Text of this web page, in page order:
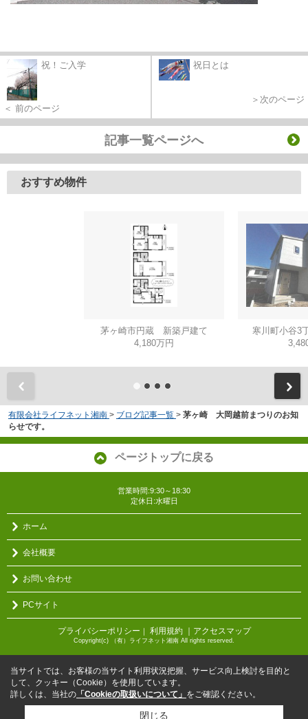
祝！ご入学
＜ 前のページ
祝日とは
＞次のページ
記事一覧ページへ
おすすめ物件
茅ヶ崎市円蔵 新築戸建て
4,180万円
寒川町小谷3
有限会社ライフネット湘南 > ブログ記事一覧 > 茅ヶ崎 大岡越前まつりのお知
らせです。
ページトップに戻る
営業時間:9:30～18:30
定休日:水曜日
ホーム
会社概要
お問い合わせ
PCサイト
プライバシーポリシー ｜ 利用規約 ｜アクセスマップ
Copyright(c) （有）ライフネット湘南 All rights reserved.
当サイトでは、お客様の当サイト利用状況把握、サービス向上検討を目的と
して、クッキー（Cookie）を使用しています。
詳しくは、当社の 「Cookieの取扱いについて」 をご確認ください。
閉じる